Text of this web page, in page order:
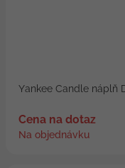
Yankee Candle náplň
Cena na dotaz
Na objednávku